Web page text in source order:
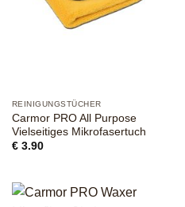
REINIGUNGSTÜCHER
Carmor PRO All Purpose
Vielseitiges Mikrofasertuch
€3.90